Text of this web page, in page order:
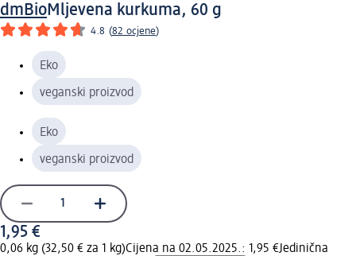
dmBioMljevena kurkuma, 60 g
4.8 (82 ocjene)
Eko
veganski proizvod
Eko
veganski proizvod
1,95 €
0,06 kg (32,50 € za 1 kg)Cijena na 02.05.2025.: 1,95 €Jedinična